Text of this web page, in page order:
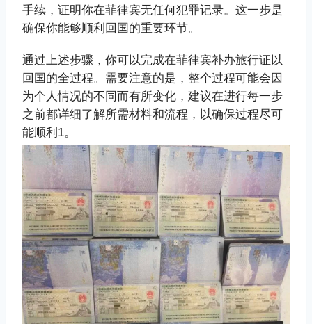
手续，证明你在菲律宾无任何犯罪记录。这一步是
确保你能够顺利回国的重要环节。
通过上述步骤，你可以完成在菲律宾补办旅行证以
回国的全过程。需要注意的是，整个过程可能会因
为个人情况的不同而有所变化，建议在进行每一步
之前都详细了解所需材料和流程，以确保过程尽可
能顺利‌1。